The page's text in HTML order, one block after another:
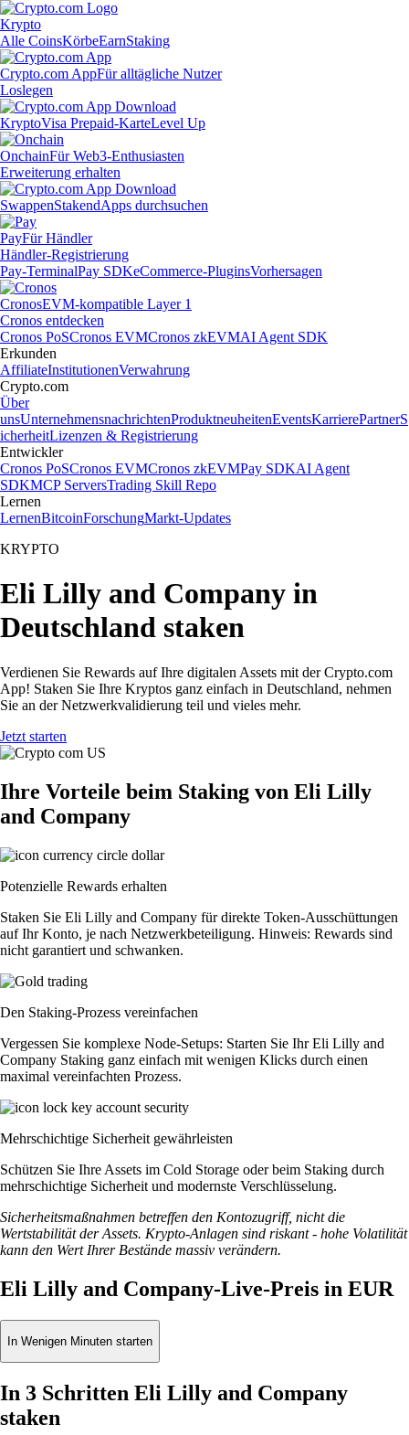
Krypto
Alle CoinsKörbeEarnStaking
Crypto.com AppFür alltägliche Nutzer
Loslegen
KryptoVisa Prepaid-KarteLevel Up
OnchainFür Web3-Enthusiasten
Erweiterung erhalten
SwappenStakendApps durchsuchen
PayFür Händler
Händler-Registrierung
Pay-TerminalPay SDKeCommerce-PluginsVorhersagen
CronosEVM-kompatible Layer 1
Cronos entdecken
Cronos PoSCronos EVMCronos zkEVMAI Agent SDK
Erkunden
AffiliateInstitutionenVerwahrung
Crypto.com
Über
unsUnternehmensnachrichtenProduktneuheitenEventsKarrierePartnerS
icherheitLizenzen & Registrierung
Entwickler
Cronos PoSCronos EVMCronos zkEVMPay SDKAI Agent
SDKMCP ServersTrading Skill Repo
Lernen
LernenBitcoinForschungMarkt-Updates
KRYPTO
Eli Lilly and Company in
Deutschland staken
Verdienen Sie Rewards auf Ihre digitalen Assets mit der Crypto.com
App! Staken Sie Ihre Kryptos ganz einfach in Deutschland, nehmen
Sie an der Netzwerkvalidierung teil und vieles mehr.
Jetzt starten
Ihre Vorteile beim Staking von Eli Lilly
and Company
Potenzielle Rewards erhalten
Staken Sie Eli Lilly and Company für direkte Token-Ausschüttungen
auf Ihr Konto, je nach Netzwerkbeteiligung. Hinweis: Rewards sind
nicht garantiert und schwanken.
Den Staking-Prozess vereinfachen
Vergessen Sie komplexe Node-Setups: Starten Sie Ihr Eli Lilly and
Company Staking ganz einfach mit wenigen Klicks durch einen
maximal vereinfachten Prozess.
Mehrschichtige Sicherheit gewährleisten
Schützen Sie Ihre Assets im Cold Storage oder beim Staking durch
mehrschichtige Sicherheit und modernste Verschlüsselung.
Sicherheitsmaßnahmen betreffen den Kontozugriff, nicht die
Wertstabilität der Assets. Krypto-Anlagen sind riskant - hohe Volatilität
kann den Wert Ihrer Bestände massiv verändern.
Eli Lilly and Company-Live-Preis in EUR
In Wenigen Minuten starten
In 3 Schritten Eli Lilly and Company
staken